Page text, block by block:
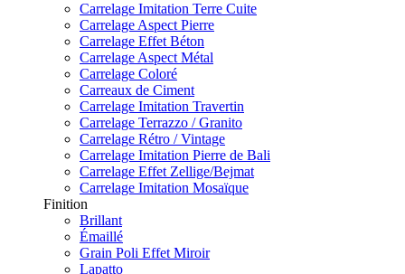
Carrelage Imitation Terre Cuite
Carrelage Aspect Pierre
Carrelage Effet Béton
Carrelage Aspect Métal
Carrelage Coloré
Carreaux de Ciment
Carrelage Imitation Travertin
Carrelage Terrazzo / Granito
Carrelage Rétro / Vintage
Carrelage Imitation Pierre de Bali
Carrelage Effet Zellige/Bejmat
Carrelage Imitation Mosaïque
Finition
Brillant
Émaillé
Grain Poli Effet Miroir
Lapatto